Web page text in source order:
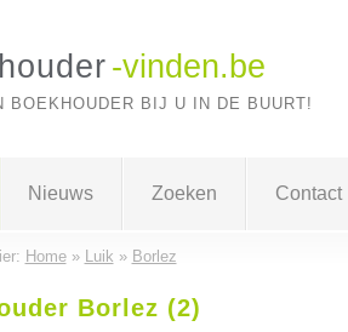
-vinden.be
BOEKHOUDER BIJ U IN DE BUURT!
Nieuws Zoeken Contact
Home» Luik » Borlez
Borlez (2)